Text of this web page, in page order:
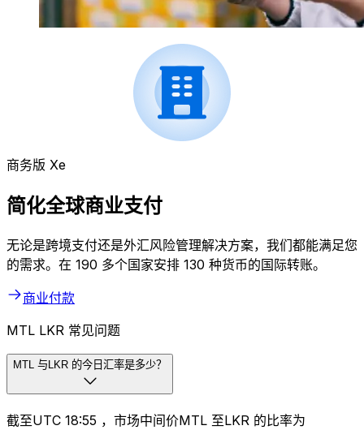
商务版 Xe
简化全球商业支付
无论是跨境支付还是外汇风险管理解决方案，我们都能满足您
的需求。在 190 多个国家安排 130 种货币的国际转账。
商业付款
MTL LKR 常见问题
MTL 与LKR 的今日汇率是多少？
截至UTC 18:55 ，市场中间价MTL 至LKR 的比率为